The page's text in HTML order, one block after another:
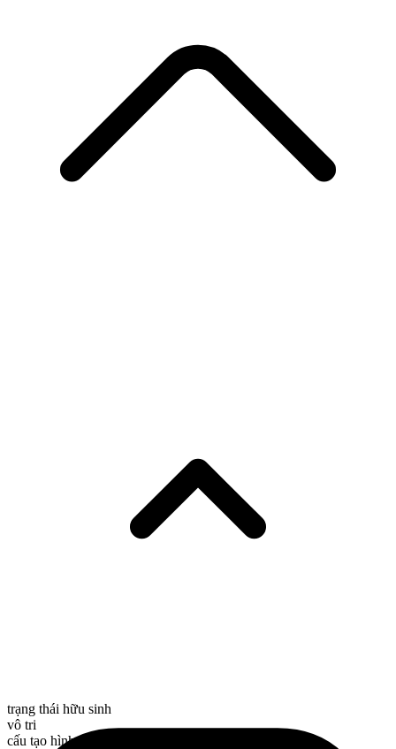
trạng thái hữu sinh
vô tri
cấu tạo hình thái